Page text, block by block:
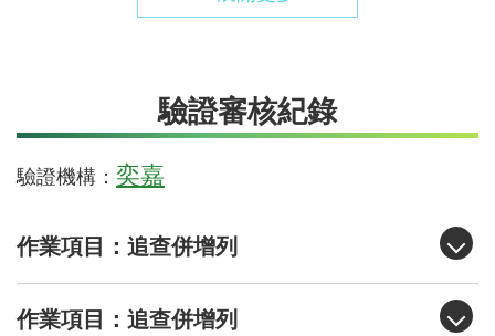
驗證審核紀錄
驗證機構： 奕嘉
作業項目：追查併增列
作業項目：追查併增列